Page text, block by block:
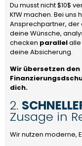
Du musst nicht$10$
KfW machen. Bei uns
Ansprechpartner, der
deine Wünsche,
checken parallel
deine Absicherung.
Wir übersetzen
dich.
2.
Zusage in
Wir nutzen moderne,